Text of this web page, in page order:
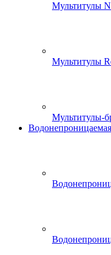
Мультитулы
Мультитулы
Мультитулы-